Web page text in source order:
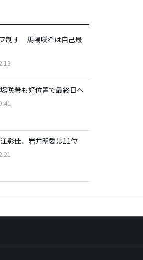
制す 馬場咲希は自己最
咲希も好位置で最終日へ
彩佳、岩井明愛は11位